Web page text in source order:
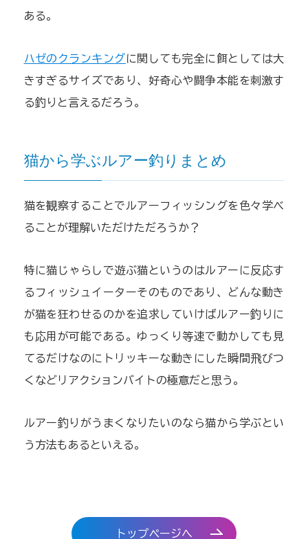
ある。
ハゼのクランキングに関しても完全に餌としては大
きすぎるサイズであり、好奇心や闘争本能を刺激す
る釣りと言えるだろう。
猫から学ぶルアー釣りまとめ
猫を観察することでルアーフィッシングを色々学べ
ることが理解いただけただろうか？
特に猫じゃらしで遊ぶ猫というのはルアーに反応す
るフィッシュイーターそのものであり、どんな動き
が猫を狂わせるのかを追求していけばルアー釣りに
も応用が可能である。ゆっくり等速で動かしても見
てるだけなのにトリッキーな動きにした瞬間飛びつ
くなどリアクションバイトの極意だと思う。
ルアー釣りがうまくなりたいのなら猫から学ぶとい
う方法もあるといえる。
トップページへ